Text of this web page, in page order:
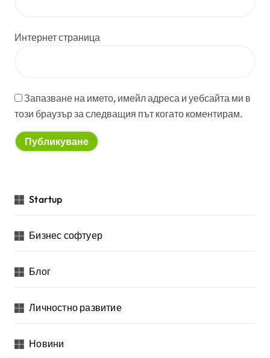
Интернет страница
Запазване на името, имейл адреса и уебсайта ми в
този браузър за следващия път когато коментирам.
Startup
Бизнес софтуер
Блог
Личностно развитие
Новини